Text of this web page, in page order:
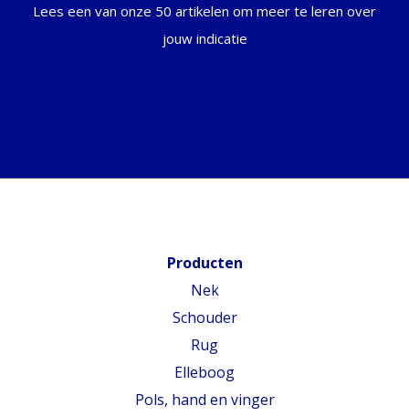
Lees een van onze 50 artikelen om meer te leren over
jouw indicatie
Producten
Nek
Schouder
Rug
Elleboog
Pols, hand en vinger